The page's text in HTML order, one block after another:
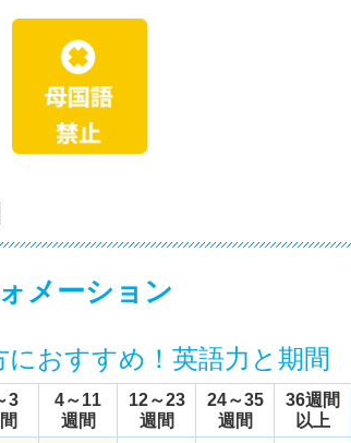
メーション
におすすめ！英語力と期間
3
4～11
週間
12～23
週間
24～35
週間
36週間
以上